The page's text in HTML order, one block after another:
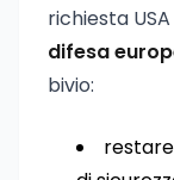
richiesta
difesa
bivio: